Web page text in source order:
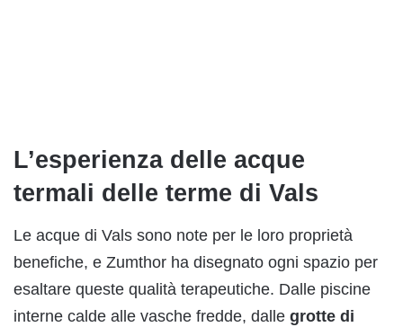
L’esperienza delle acque
termali delle terme di Vals
Le acque di Vals sono note per le loro proprietà
benefiche, e Zumthor ha disegnato ogni spazio per
esaltare queste qualità terapeutiche. Dalle piscine
interne calde alle vasche fredde, dalle grotte di